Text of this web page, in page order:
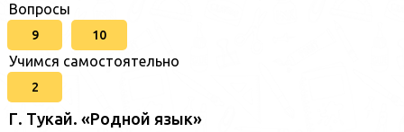
Вопросы
9 10
Учимся самостоятельно
2
Г. Тукай. «Родной язык»